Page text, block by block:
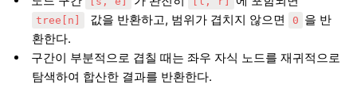
tree[n] 값을 반환하고, 범위가 겹치지 않으면 0 을 반
환한다.
구간이 부분적으로 겹칠 때는 좌우 자식 노드를 재귀적으로
탐색하여 합산한 결과를 반환한다.